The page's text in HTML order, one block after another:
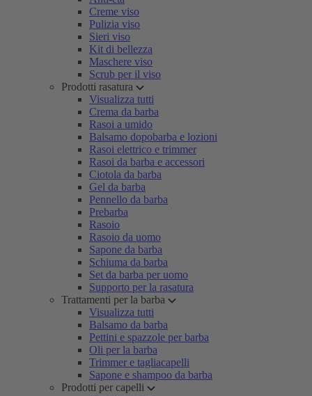
Creme viso
Pulizia viso
Sieri viso
Kit di bellezza
Maschere viso
Scrub per il viso
Prodotti rasatura
Visualizza tutti
Crema da barba
Rasoi a umido
Balsamo dopobarba e lozioni
Rasoi elettrico e trimmer
Rasoi da barba e accessori
Ciotola da barba
Gel da barba
Pennello da barba
Prebarba
Rasoio
Rasoio da uomo
Sapone da barba
Schiuma da barba
Set da barba per uomo
Supporto per la rasatura
Trattamenti per la barba
Visualizza tutti
Balsamo da barba
Pettini e spazzole per barba
Oli per la barba
Trimmer e tagliacapelli
Sapone e shampoo da barba
Prodotti per capelli